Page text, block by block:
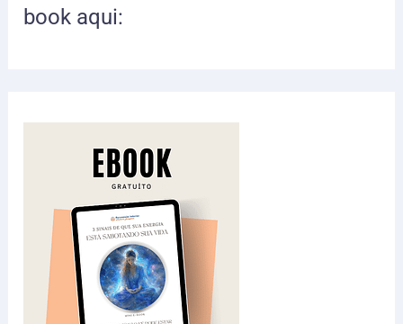
book aqui: